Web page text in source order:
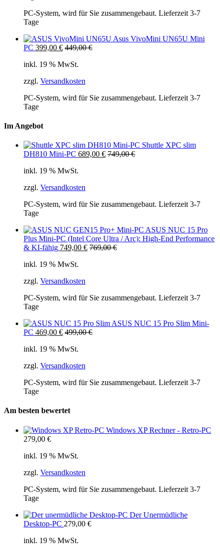
PC-System, wird für Sie zusammengebaut. Lieferzeit 3-7
Tage
Asus VivoMini UN65U Mini
PC 399,00 € 449,00€
inkl. 19 % MwSt.
zzgl. Versandkosten
PC-System, wird für Sie zusammengebaut. Lieferzeit 3-7
Tage
Im Angebot
Shuttle XPC slim
DH810 Mini-PC 689,00 € 749,00€
inkl. 19 % MwSt.
zzgl. Versandkosten
PC-System, wird für Sie zusammengebaut. Lieferzeit 3-7
Tage
ASUS NUC 15 Pro
Plus Mini-PC (Intel Core Ultra / Arc): High-End Performance
& KI-fähig 749,00 € 769,00€
inkl. 19 % MwSt.
zzgl. Versandkosten
PC-System, wird für Sie zusammengebaut. Lieferzeit 3-7
Tage
ASUS NUC 15 Pro Slim Mini-
PC 469,00 € 499,00€
inkl. 19 % MwSt.
zzgl. Versandkosten
PC-System, wird für Sie zusammengebaut. Lieferzeit 3-7
Tage
Am besten bewertet
Windows XP Rechner - Retro-PC
279,00 €
inkl. 19 % MwSt.
zzgl. Versandkosten
PC-System, wird für Sie zusammengebaut. Lieferzeit 3-7
Tage
Der Unermüdliche
Desktop-PC 279,00 €
inkl. 19 % MwSt.